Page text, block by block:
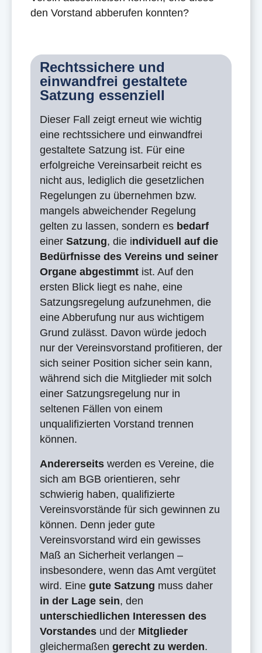
den Vorstand abberufen konnten?
Rechtssichere und
einwandfrei gestaltete
Satzung essenziell
Dieser Fall zeigt erneut wie wichtig
eine rechtssichere und einwandfrei
gestaltete Satzung ist. Für eine
erfolgreiche Vereinsarbeit reicht es
nicht aus, lediglich die gesetzlichen
Regelungen zu übernehmen bzw.
mangels abweichender Regelung
gelten zu lassen, sondern es bedarf
einer Satzung, die individuell auf die
Bedürfnisse des Vereins und seiner
Organe abgestimmt ist. Auf den
ersten Blick liegt es nahe, eine
Satzungsregelung aufzunehmen, die
eine Abberufung nur aus wichtigem
Grund zulässt. Davon würde jedoch
nur der Vereinsvorstand profitieren, der
sich seiner Position sicher sein kann,
während sich die Mitglieder mit solch
einer Satzungsregelung nur in
seltenen Fällen von einem
unqualifizierten Vorstand trennen
können.
Andererseits werden es Vereine, die
sich am BGB orientieren, sehr
schwierig haben, qualifizierte
Vereinsvorstände für sich gewinnen zu
können. Denn jeder gute
Vereinsvorstand wird ein gewisses
Maß an Sicherheit verlangen –
insbesondere, wenn das Amt vergütet
wird. Eine gute Satzung muss daher
in der Lage sein, den
unterschiedlichen Interessen des
Vorstandes und der Mitglieder
gleichermaßen gerecht zu werden.